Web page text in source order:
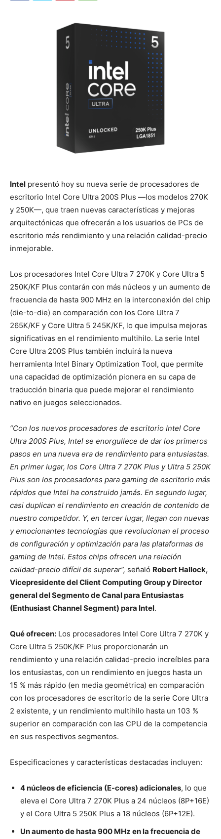
Intel presentó hoy su nueva serie de procesadores de
escritorio Intel Core Ultra 200S Plus —los modelos 270K
y 250K—, que traen nuevas características y mejoras
arquitectónicas que ofrecerán a los usuarios de PCs de
escritorio más rendimiento y una relación calidad-precio
inmejorable.
Los procesadores Intel Core Ultra 7 270K y Core Ultra 5
250K/KF Plus contarán con más núcleos y un aumento de
frecuencia de hasta 900 MHz en la interconexión del chip
(die-to-die) en comparación con los Core Ultra 7
265K/KF y Core Ultra 5 245K/KF, lo que impulsa mejoras
significativas en el rendimiento multihilo. La serie Intel
Core Ultra 200S Plus también incluirá la nueva
herramienta Intel Binary Optimization Tool, que permite
una capacidad de optimización pionera en su capa de
traducción binaria que puede mejorar el rendimiento
nativo en juegos seleccionados.
“Con los nuevos procesadores de escritorio Intel Core
Ultra 200S Plus, Intel se enorgullece de dar los primeros
pasos en una nueva era de rendimiento para entusiastas.
En primer lugar, los Core Ultra 7 270K Plus y Ultra 5 250K
Plus son los procesadores para gaming de escritorio más
rápidos que Intel ha construido jamás. En segundo lugar,
casi duplican el rendimiento en creación de contenido de
nuestro competidor. Y, en tercer lugar, llegan con nuevas
y emocionantes tecnologías que revolucionan el proceso
de configuración y optimización para las plataformas de
gaming de Intel. Estos chips ofrecen una relación
calidad-precio difícil de superar”, señaló Robert Hallock,
Vicepresidente del Client Computing Group y Director
general del Segmento de Canal para Entusiastas
(Enthusiast Channel Segment) para Intel.
Qué ofrecen: Los procesadores Intel Core Ultra 7 270K y
Core Ultra 5 250K/KF Plus proporcionarán un
rendimiento y una relación calidad-precio increíbles para
los entusiastas, con un rendimiento en juegos hasta un
15 % más rápido (en media geométrica) en comparación
con los procesadores de escritorio de la serie Core Ultra
2 existente, y un rendimiento multihilo hasta un 103 %
superior en comparación con las CPU de la competencia
en sus respectivos segmentos.
Especificaciones y características destacadas incluyen:
4 núcleos de eficiencia (E-cores) adicionales, lo que
eleva el Core Ultra 7 270K Plus a 24 núcleos (8P+16E)
y el Core Ultra 5 250K Plus a 18 núcleos (6P+12E).
Un aumento de hasta 900 MHz en la frecuencia de